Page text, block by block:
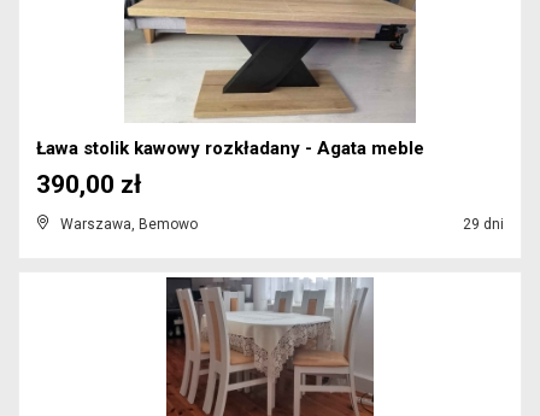
Ława stolik kawowy rozkładany - Agata meble
Warszawa, Bemowo 29 dni
390,00 zł